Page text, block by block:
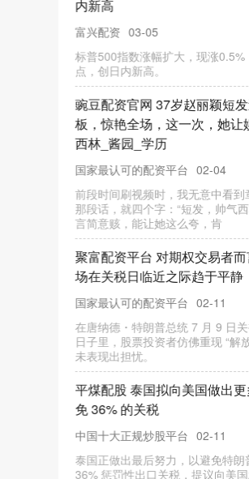
富兴配资
湖人队重启维金斯交易谈判，同时
NBA记者埃文-斯迪瑞透露，湖人队
热火队关于安德鲁·维金斯
个人股票配资APP下载 7月17
1.71%，转股溢价率33.86%
配资网上开户 02-15
本站消息，7月17日国力转债收盘
33.86%。
无锡配资官网 华夏银行：200
券（第一期）发行完毕
国家最认可的配资平台 02-19
7月25日，华夏银行发布公告称，
5号）批准，该行在全国银
钱来网配资APP下载 “遇天津·
在津举行
富兴配资 02-06
转自：中国发展网 中国发展网讯
午，一场别开生面的“遇